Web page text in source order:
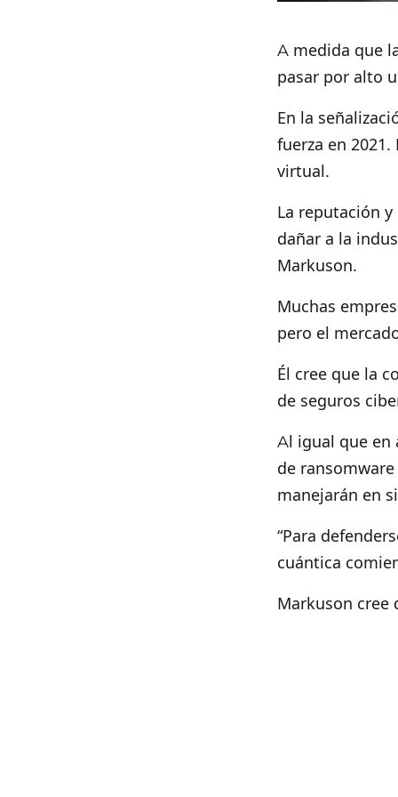
A medida que
pasar por alto
En la
fuerza en
virtual.
La reputación
dañar a la
Markuson.
Muchas
pero el
Él cree que la
de seguros
Al igual que en
de
manejarán en
“Para
cuántica
Markuson cree